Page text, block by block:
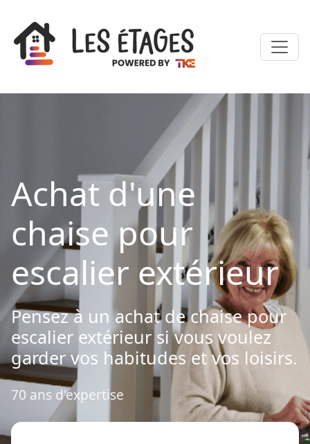
Achat d'une
chaise pour
escalier extérieur
Pensez à un achat de chaise pour
escalier extérieur si vous voulez
garder vos habitudes et vos loisirs.
70 ans d'expertise